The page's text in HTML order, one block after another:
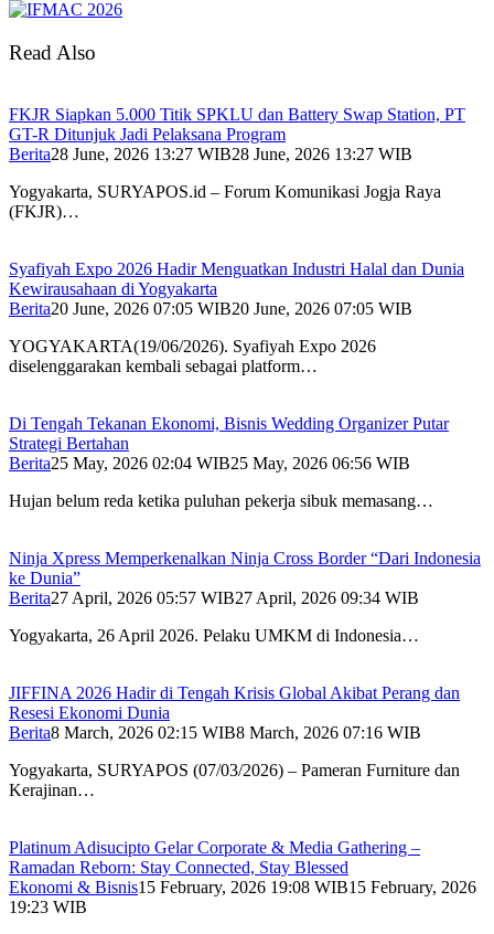
Read Also
FKJR Siapkan 5.000 Titik SPKLU dan Battery Swap Station, PT
GT-R Ditunjuk Jadi Pelaksana Program
Berita28 June, 2026 13:27 WIB28 June, 2026 13:27 WIB
Yogyakarta, SURYAPOS.id – Forum Komunikasi Jogja Raya
(FKJR)…
Syafiyah Expo 2026 Hadir Menguatkan Industri Halal dan Dunia
Kewirausahaan di Yogyakarta
Berita20 June, 2026 07:05 WIB20 June, 2026 07:05 WIB
YOGYAKARTA(19/06/2026). Syafiyah Expo 2026
diselenggarakan kembali sebagai platform…
Di Tengah Tekanan Ekonomi, Bisnis Wedding Organizer Putar
Strategi Bertahan
Berita25 May, 2026 02:04 WIB25 May, 2026 06:56 WIB
Hujan belum reda ketika puluhan pekerja sibuk memasang…
Ninja Xpress Memperkenalkan Ninja Cross Border “Dari Indonesia
ke Dunia”
Berita27 April, 2026 05:57 WIB27 April, 2026 09:34 WIB
Yogyakarta, 26 April 2026. Pelaku UMKM di Indonesia…
JIFFINA 2026 Hadir di Tengah Krisis Global Akibat Perang dan
Resesi Ekonomi Dunia
Berita8 March, 2026 02:15 WIB8 March, 2026 07:16 WIB
Yogyakarta, SURYAPOS (07/03/2026) – Pameran Furniture dan
Kerajinan…
Platinum Adisucipto Gelar Corporate & Media Gathering –
Ramadan Reborn: Stay Connected, Stay Blessed
Ekonomi & Bisnis15 February, 2026 19:08 WIB15 February, 2026
19:23 WIB